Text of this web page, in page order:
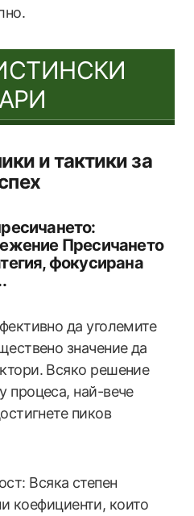
и тактики за
Пресичането
фокусирана
да уголемите
значение да
Всяко решение
процеса, най-вече
пиков
Всяка степен
коефициенти, които